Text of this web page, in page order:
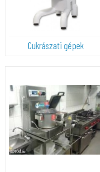
Cukrászati gépek